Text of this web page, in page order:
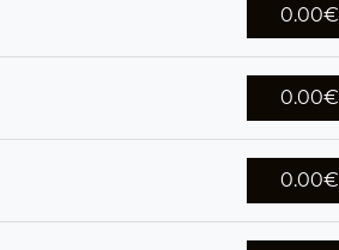
0.00€
0.00€
0.00€